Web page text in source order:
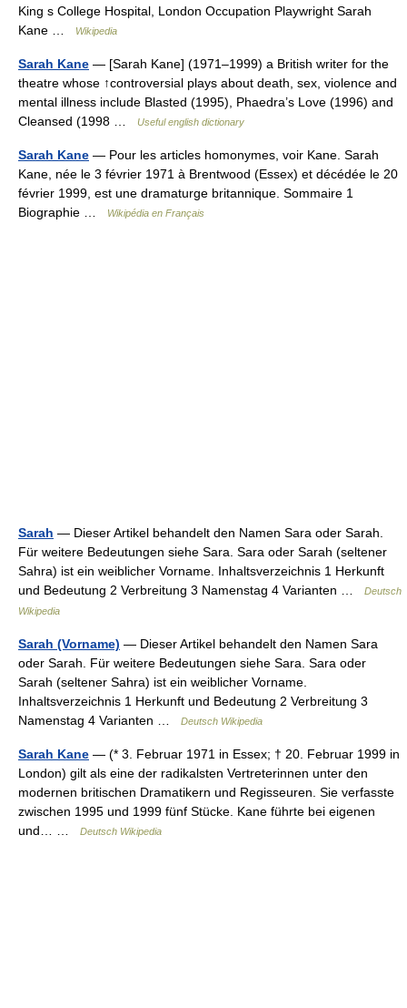
King s College Hospital, London Occupation Playwright Sarah
Kane …
Wikipedia
Sarah Kane — [Sarah Kane] (1971–1999) a British writer for the
theatre whose ↑controversial plays about death, sex, violence and
mental illness include Blasted (1995), Phaedra’s Love (1996) and
Cleansed (1998 …
Useful english dictionary
Sarah Kane — Pour les articles homonymes, voir Kane. Sarah
Kane, née le 3 février 1971 à Brentwood (Essex) et décédée le 20
février 1999, est une dramaturge britannique. Sommaire 1
Biographie …
Wikipédia en Français
Sarah — Dieser Artikel behandelt den Namen Sara oder Sarah.
Für weitere Bedeutungen siehe Sara. Sara oder Sarah (seltener
Sahra) ist ein weiblicher Vorname. Inhaltsverzeichnis 1 Herkunft
und Bedeutung 2 Verbreitung 3 Namenstag 4 Varianten …
Deutsch
Wikipedia
Sarah (Vorname) — Dieser Artikel behandelt den Namen Sara
oder Sarah. Für weitere Bedeutungen siehe Sara. Sara oder
Sarah (seltener Sahra) ist ein weiblicher Vorname.
Inhaltsverzeichnis 1 Herkunft und Bedeutung 2 Verbreitung 3
Namenstag 4 Varianten …
Deutsch Wikipedia
Sarah Kane — (* 3. Februar 1971 in Essex; † 20. Februar 1999 in
London) gilt als eine der radikalsten Vertreterinnen unter den
modernen britischen Dramatikern und Regisseuren. Sie verfasste
zwischen 1995 und 1999 fünf Stücke. Kane führte bei eigenen
und… …
Deutsch Wikipedia